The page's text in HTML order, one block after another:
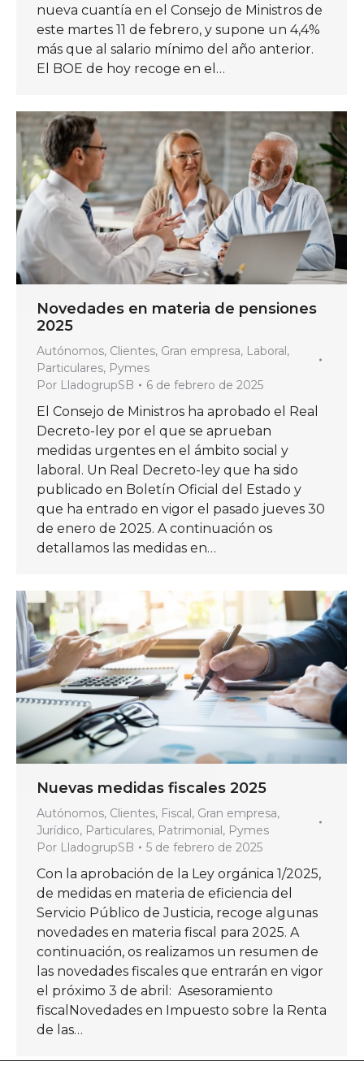
nueva cuantía en el Consejo de Ministros de
este martes 11 de febrero, y supone un 4,4%
más que al salario mínimo del año anterior.
El BOE de hoy recoge en el…
Novedades en materia de pensiones
2025
Autónomos, Clientes, Gran empresa, Laboral,
Particulares, Pymes
Por LladogrupSB 6 de febrero de 2025
El Consejo de Ministros ha aprobado el Real
Decreto-ley por el que se aprueban
medidas urgentes en el ámbito social y
laboral. Un Real Decreto-ley que ha sido
publicado en Boletín Oficial del Estado y
que ha entrado en vigor el pasado jueves 30
de enero de 2025. A continuación os
detallamos las medidas en…
Nuevas medidas fiscales 2025
Autónomos, Clientes, Fiscal, Gran empresa,
Jurídico, Particulares, Patrimonial, Pymes
Por LladogrupSB 5 de febrero de 2025
Con la aprobación de la Ley orgánica 1/2025,
de medidas en materia de eficiencia del
Servicio Público de Justicia, recoge algunas
novedades en materia fiscal para 2025. A
continuación, os realizamos un resumen de
las novedades fiscales que entrarán en vigor
el próximo 3 de abril: Asesoramiento
fiscalNovedades en Impuesto sobre la Renta
de las…